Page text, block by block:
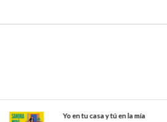
Yo en tu casa y tú en la mía